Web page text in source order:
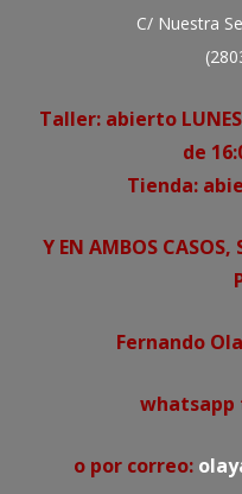
C/ Nuestra
Taller: abierto LUNES
de
Tienda:
Y EN AMBOS
Fernando
whatsapp
o por correo: